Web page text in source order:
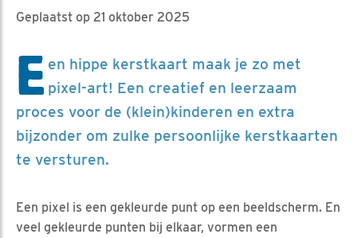
Geplaatst op 21 oktober 2025
E en hippe kerstkaart maak je zo met
pixel-art! Een creatief en leerzaam
proces voor de (klein)kinderen en extra
bijzonder om zulke persoonlijke kerstkaarten
te versturen.
Een pixel is een gekleurde punt op een beeldscherm. En
veel gekleurde punten bij elkaar, vormen een